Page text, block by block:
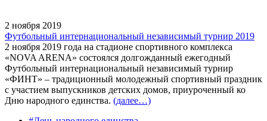
2 ноября 2019
Футбольный интернациональный независимый турнир 2019
2 ноября 2019 года на стадионе спортивного комплекса
«NOVA ARENA» состоялся долгожданный ежегодный
Футбольный интернациональный независимый турнир
«ФИНТ» – традиционный молодежный спортивный праздник
с участием выпускников детских домов, приуроченный ко
Дню народного единства. (далее…)